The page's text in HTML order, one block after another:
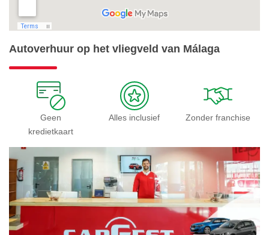
Autoverhuur op het vliegveld van Málaga
Geen
kredietkaart
Alles inclusief Zonder franchise